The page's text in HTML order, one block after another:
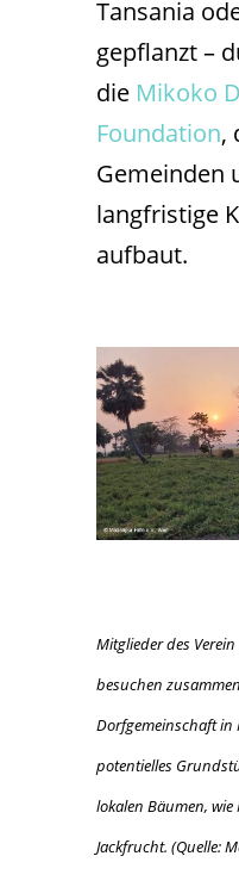
Tansania
gepflanzt –
die Mikoko
Foundation,
Gemeinden
langfristige
aufbaut.
Mitglieder des
besuchen
Dorfgemeinschaft in
potentielles
lokalen Bäumen,
Jackfrucht. (Quelle: